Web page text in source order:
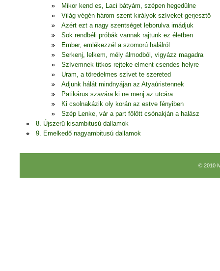
Mikor kend es, Laci bátyám, szépen hegedülne
Világ végén három szent királyok szíveket gerjesztő
Azért ezt a nagy szentséget leborulva imádjuk
Sok rendbéli próbák vannak rajtunk ez életben
Ember, emlékezzél a szomorú halálról
Serkenj, lelkem, mély álmodból, vigyázz magadra
Szívemnek titkos rejteke elment csendes helyre
Uram, a töredelmes szívet te szereted
Adjunk hálát mindnyájan az Atyaúristennek
Patikárus szavára ki ne menj az utcára
Ki csolnakázik oly korán az estve fényiben
Szép Lenke, vár a part fölött csónakján a halász
8. Újszerű kisambitusú dallamok
9. Emelkedő nagyambitusú dallamok
© 2010